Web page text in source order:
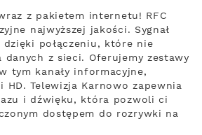
z pakietem internetu! RFC
najwyższej jakości. Sygnał
dzięki połączeniu, które nie
z sieci. Oferujemy zestawy
tym kanały informacyjne,
HD. Telewizja Karnowo zapewnia
i dźwięku, która pozwoli ci
dostępem do rozrywki na